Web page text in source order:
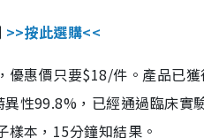
>>按此選購<<
惠價只要$18/件。產品已
性99.8%，已經通過臨床實
本，15分鐘知結果。